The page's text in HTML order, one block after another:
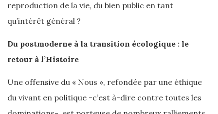
reproduction de la vie, du bien public en tant
qu’intérêt général ?
Du postmoderne à la transition écologique : le
retour à l’Histoire
Une offensive du « Nous », refondée par une éthique
du vivant en politique -c’est à-dire contre toutes les